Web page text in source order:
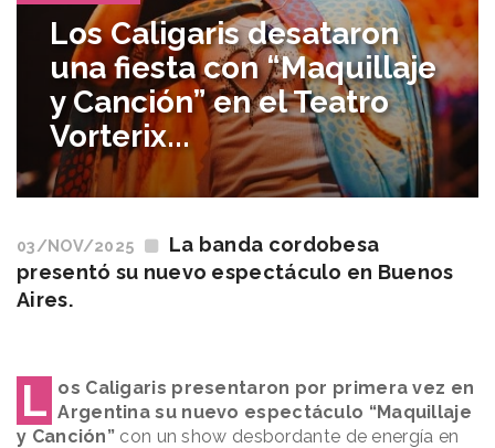
Los Caligaris desataron
una fiesta con “Maquillaje
y Canción” en el Teatro
Vorterix...
03/NOV/2025
La banda cordobesa
presentó su nuevo espectáculo en Buenos
Aires.
L os Caligaris presentaron por primera vez en
Argentina su nuevo espectáculo “Maquillaje
y Canción” con un show desbordante de energía en